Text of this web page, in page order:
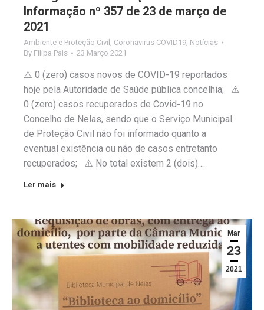
Informação nº 357 de 23 de março de
2021
Ambiente e Proteção Civil , Coronavirus COVID19, Notícias
By Filipa Pais 23 Março 2021
⚠️ 0 (zero) casos novos de COVID-19 reportados
hoje pela Autoridade de Saúde pública concelhia; ⚠️
0 (zero) casos recuperados de Covid-19 no
Concelho de Nelas, sendo que o Serviço Municipal
de Proteção Civil não foi informado quanto a
eventual existência ou não de casos entretanto
recuperados; ⚠️ No total existem 2 (dois)…
Ler mais
Mar
23
2021